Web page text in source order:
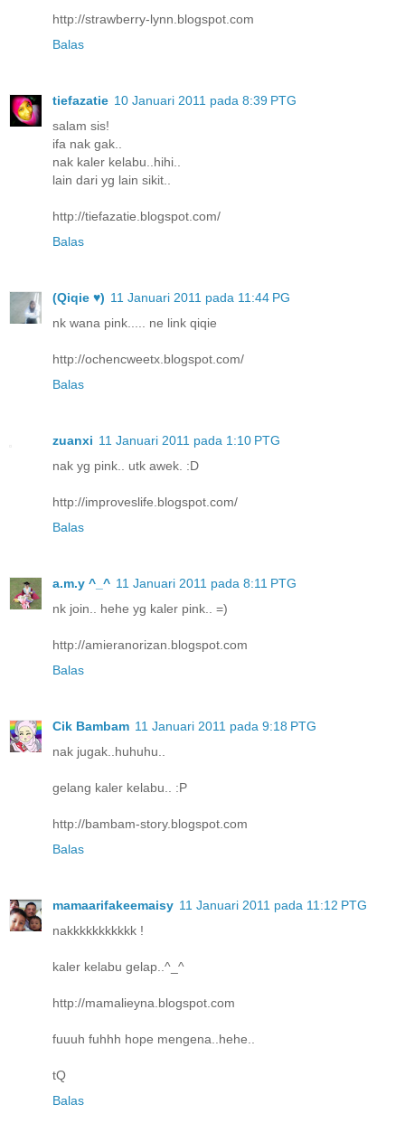
http://strawberry-lynn.blogspot.com
Balas
tiefazatie 10 Januari 2011 pada 8:39 PTG
salam sis!
ifa nak gak..
nak kaler kelabu..hihi..
lain dari yg lain sikit..
http://tiefazatie.blogspot.com/
Balas
(Qiqie ♥) 11 Januari 2011 pada 11:44 PG
nk wana pink..... ne link qiqie
http://ochencweetx.blogspot.com/
Balas
zuanxi 11 Januari 2011 pada 1:10 PTG
nak yg pink.. utk awek. :D
http://improveslife.blogspot.com/
Balas
a.m.y ^_^ 11 Januari 2011 pada 8:11 PTG
nk join.. hehe yg kaler pink.. =)
http://amieranorizan.blogspot.com
Balas
Cik Bambam 11 Januari 2011 pada 9:18 PTG
nak jugak..huhuhu..
gelang kaler kelabu.. :P
http://bambam-story.blogspot.com
Balas
mamaarifakeemaisy 11 Januari 2011 pada 11:12 PTG
nakkkkkkkkkkk !
kaler kelabu gelap..^_^
http://mamalieyna.blogspot.com
fuuuh fuhhh hope mengena..hehe..
tQ
Balas